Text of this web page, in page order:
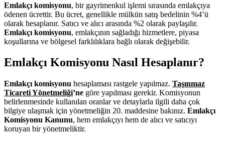
Emlakçı komisyonu, bir gayrimenkul işlemi sırasında emlakçıya
ödenen ücrettir. Bu ücret, genellikle mülkün satış bedelinin %4’ü
olarak hesaplanır. Satıcı ve alıcı arasında %2 olarak paylaşılır.
Emlakçı komisyonu, emlakçının sağladığı hizmetlere, piyasa
koşullarına ve bölgesel farklılıklara bağlı olarak değişebilir.
Emlakçı Komisyonu Nasıl Hesaplanır?
Emlakçı komisyonu hesaplaması rastgele yapılmaz. Taşınmaz
Ticareti Yönetmeliği’ne göre yapılması gerekir. Komisyonun
belirlenmesinde kullanılan oranlar ve detaylarla ilgili daha çok
bilgiye ulaşmak için yönetmeliğin 20. maddesine bakınız. Emlakçı
Komisyonu Kanunu, hem emlakçıyı hem de alıcı ve satıcıyı
koruyan bir yönetmeliktir.